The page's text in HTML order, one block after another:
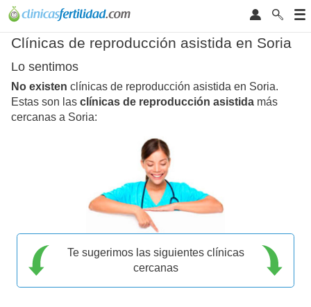
Clínicas de reproducción asistida en Soria
Lo sentimos
No existen clínicas de reproducción asistida en Soria.
Estas son las clínicas de reproducción asistida más
cercanas a Soria:
Te sugerimos las siguientes clínicas
cercanas